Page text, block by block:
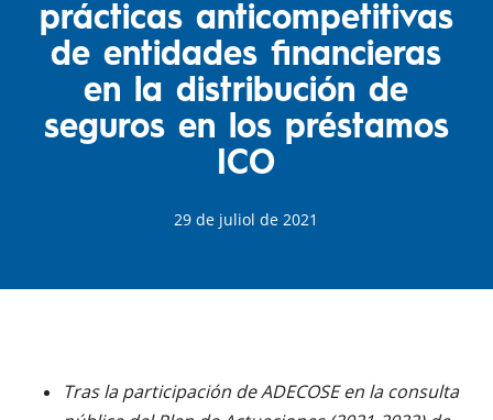
prácticas anticompetitivas
de entidades financieras
en la distribución de
seguros en los préstamos
ICO
29 de juliol de 2021
Tras la participación de ADECOSE en la consulta